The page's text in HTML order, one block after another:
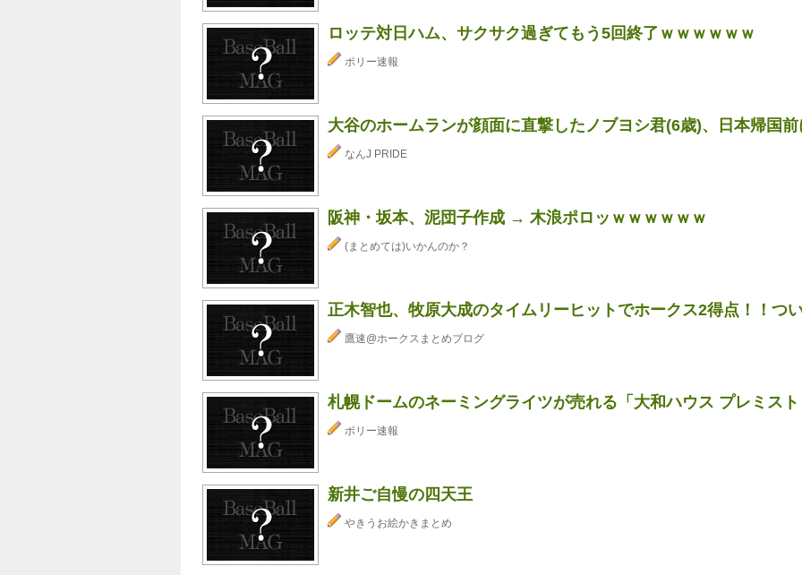
ロッテ対日ハム、サクサク過ぎてもう5回終了ｗｗｗｗｗｗ
ポリー速報
大谷のホームランが顔面に直撃したノブヨシ君(6歳)、日本帰国
なんJ PRIDE
阪神・坂本、泥団子作成 → 木浪ポロッｗｗｗｗｗｗ
(まとめては)いかんのか？
正木智也、牧原大成のタイムリーヒットでホークス2得点！！つ
鷹速@ホークスまとめブログ
札幌ドームのネーミングライツが売れる「大和ハウス プレミス
ポリー速報
新井ご自慢の四天王
やきうお絵かきまとめ